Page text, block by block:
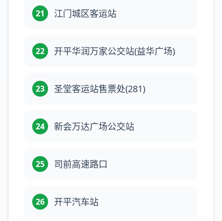
21 江门城区客运站
22 开平华润万家公交站(益华广场)
23 圣堂客运站售票处(281)
24 新会万达广场公交站
25 司前高速路口
26 开平汽车站